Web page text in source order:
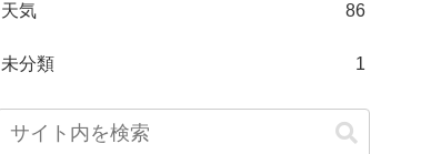
天気 86
未分類 1